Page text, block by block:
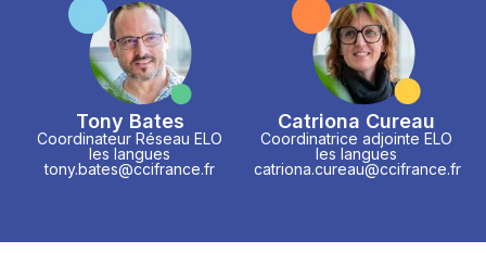
Tony Bates
Coordinateur Réseau ELO
les langues
tony.bates@ccifrance.fr
Catriona Cureau
Coordinatrice adjointe ELO
les langues
catriona.cureau@ccifrance.fr